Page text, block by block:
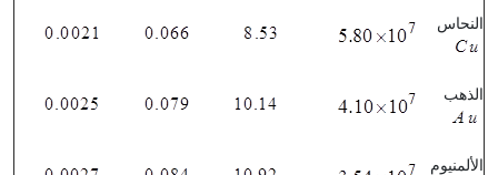
النحاس
الذهب
الألمنيوم